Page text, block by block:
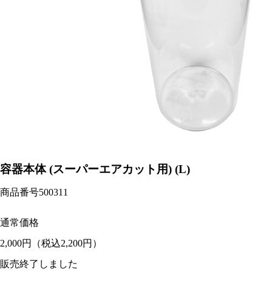
容器本体 (スーパーエアカット用) (L)
商品番号500311
通常価格
2,000円
（税込2,200円）
販売終了しました